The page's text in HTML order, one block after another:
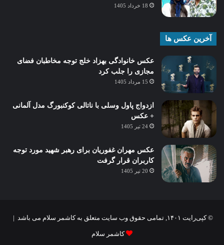
18 خرداد 1405
آخرین عکس ها
عکس خانوادگی بهزاد خلج توجه مخاطبان فضای
مجازی را جلب کرد
15 مرداد 1405
ازدواج پاول وسلی با ناتالی کوکنبورگ مدل آلمانی
+ عکس
24 تیر 1405
عکس مهران غفوریان برای رهبر شهید مورد توجه
کاربران قرار گرفت
20 تیر 1405
© کپی‌رایت ۱۴۰۱, تمامی حقوق وب سایت متعلق به کاشمر سلام می باشد |
کاشمر سلام